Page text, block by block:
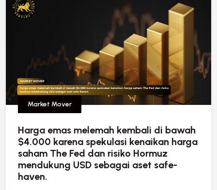
Market Mover
Harga emas melemah kembali di bawah
$4.000 karena spekulasi kenaikan harga
saham The Fed dan risiko Hormuz
mendukung USD sebagai aset safe-
haven.